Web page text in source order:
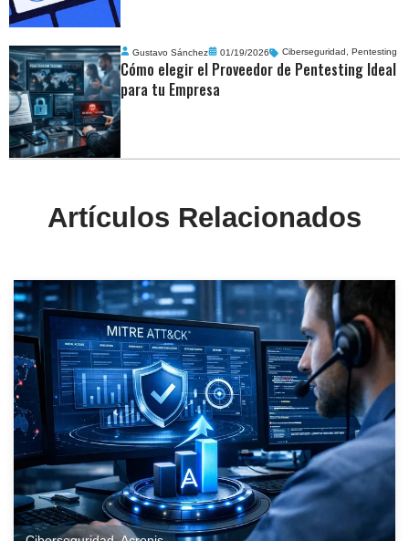
Gustavo Sánchez 01/19/2026 Ciberseguridad , Pentesting
Cómo elegir el Proveedor de Pentesting Ideal
para tu Empresa
Artículos Relacionados